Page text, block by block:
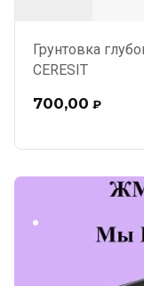
Грунтовка
CERESIT
700,00 ₽
.